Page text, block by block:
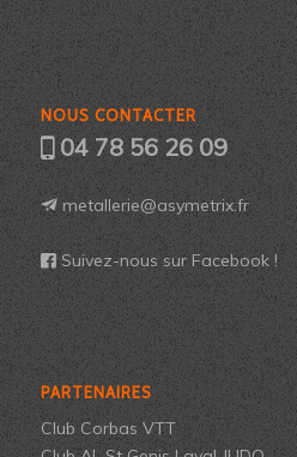
NOUS CONTACTER
04 78 56 26 09
metallerie@asymetrix.fr
Suivez-nous sur Facebook !
PARTENAIRES
Club Corbas VTT